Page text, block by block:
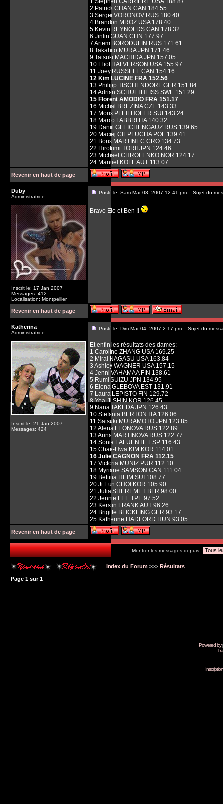
1 Stephen CARRIERE USA 188.87
2 Patrick CHAN CAN 184.55
3 Sergei VORONOV RUS 180.40
4 Brandon MROZ USA 178.40
5 Kevin REYNOLDS CAN 178.32
6 Jinlin GUAN CHN 177.97
7 Artem BORODULIN RUS 171.61
8 Takahito MURA JPN 171.46
9 Tatsuki MACHIDA JPN 157.05
10 Eliot HALVERSON USA 155.97
11 Joey RUSSELL CAN 154.16
12 Kim LUCINE FRA 152.56
13 Philipp TISCHENDORF GER 151.84
14 Adrian SCHULTHEISS SWE 151.29
15 Florent AMODIO FRA 151.17
16 Michal BREZINA CZE 143.33
17 Moris PFEIFHOFER SUI 143.24
18 Marco FABBRI ITA 140.32
19 Daniil GLEICHENGAUZ RUS 139.65
20 Maciej CIEPLUCHA POL 139.41
21 Boris MARTINEC CRO 134.73
22 Hirofumi TORII JPN 124.46
23 Michael CHROLENKO NOR 124.17
24 Manuel KOLL AUT 113.07
Revenir en haut de page
Duby
Administratrice
Inscrit le: 17 Jan 2007
Messages: 412
Localisation: Montpellier
Posté le: Sam Mar 03, 2007 12:41 pm Sujet du
Bravo Elo et Ben !!
Revenir en haut de page
Katherina
Administratrice
Inscrit le: 21 Jan 2007
Messages: 424
Posté le: Dim Mar 04, 2007 2:17 pm Sujet du
Et enfin les résultats des dames:
1 Caroline ZHANG USA 169.25
2 Mirai NAGASU USA 163.84
3 Ashley WAGNER USA 157.15
4 Jenni VAHAMAA FIN 138.61
5 Rumi SUIZU JPN 134.95
6 Elena GLEBOVA EST 131.91
7 Laura LEPISTO FIN 129.72
8 Yea-Ji SHIN KOR 126.45
9 Nana TAKEDA JPN 126.43
10 Stefania BERTON ITA 126.06
11 Satsuki MURAMOTO JPN 123.85
12 Alena LEONOVA RUS 122.89
13 Arina MARTINOVA RUS 122.77
14 Sonia LAFUENTE ESP 116.43
15 Chae-Hwa KIM KOR 114.01
16 Julie CAGNON FRA 112.15
17 Victoria MUNIZ PUR 112.10
18 Myriane SAMSON CAN 111.04
19 Bettina HEIM SUI 108.77
20 Ji Eun CHOI KOR 105.90
21 Julia SHEREMET BLR 98.00
22 Jennie LEE TPE 97.52
23 Kerstin FRANK AUT 96.26
24 Brigitte BLICKLING GER 93.17
25 Katherine HADFORD HUN 93.05
Revenir en haut de page
Montrer les messages depuis:
Index du Forum >>> Résultats
Page 1 sur1
Powered by